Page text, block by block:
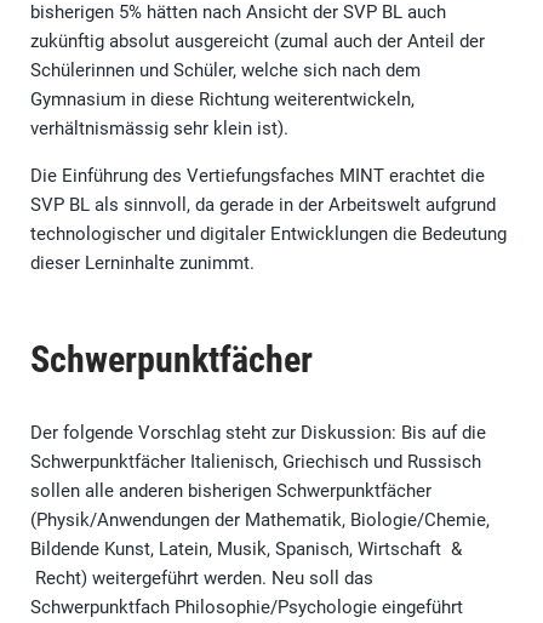
bisherigen 5% hätten nach Ansicht der SVP BL auch
zukünftig absolut ausgereicht (zumal auch der Anteil der
Schülerinnen und Schüler, welche sich nach dem
Gymnasium in diese Richtung weiterentwickeln,
verhältnismässig sehr klein ist).
Die Einführung des Vertiefungsfaches MINT erachtet die
SVP BL als sinnvoll, da gerade in der Arbeitswelt aufgrund
technologischer und digitaler Entwicklungen die Bedeutung
dieser Lerninhalte zunimmt.
Schwerpunktfächer
Der folgende Vorschlag steht zur Diskussion: Bis auf die
Schwerpunktfächer Italienisch, Griechisch und Russisch
sollen alle anderen bisherigen Schwerpunktfächer
(Physik/Anwendungen der Mathematik, Biologie/Chemie,
Bildende Kunst, Latein, Musik, Spanisch, Wirtschaft &
Recht) weitergeführt werden. Neu soll das
Schwerpunktfach Philosophie/Psychologie eingeführt